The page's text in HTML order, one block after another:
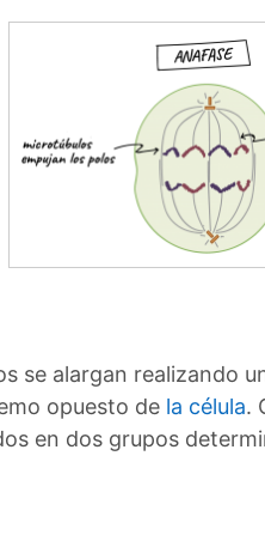
se alargan realizando
opuesto de la célula.
en dos grupos